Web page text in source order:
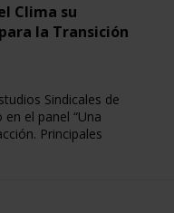
Clima su
la Transición
Sindicales de
el panel “Una
Principales